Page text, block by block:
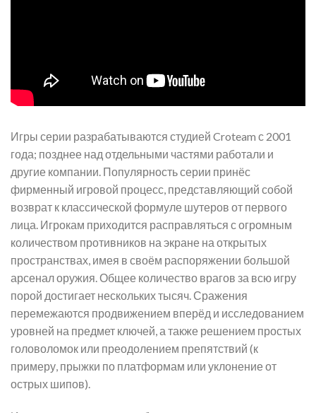
Игры серии разрабатываются студией Croteam с 2001
года; позднее над отдельными частями работали и
другие компании. Популярность серии принёс
фирменный игровой процесс, представляющий собой
возврат к классической формуле шутеров от первого
лица. Игрокам приходится расправляться с огромным
количеством противников на экране на открытых
пространствах, имея в своём распоряжении большой
арсенал оружия. Общее количество врагов за всю игру
порой достигает нескольких тысяч. Сражения
перемежаются продвижением вперёд и исследованием
уровней на предмет ключей, а также решением простых
головоломок или преодолением препятствий (к
примеру, прыжки по платформам или уклонение от
острых шипов).